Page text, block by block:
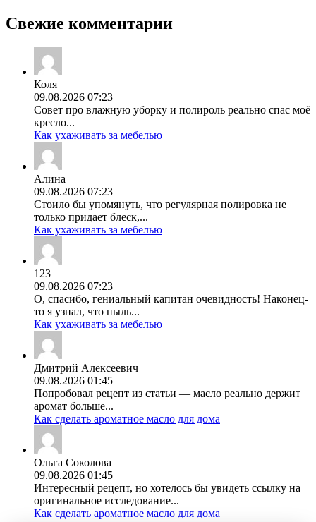
Свежие комментарии
Коля
09.08.2026 07:23
Совет про влажную уборку и полироль реально спас моё
кресло...
Как ухаживать за мебелью
Алина
09.08.2026 07:23
Стоило бы упомянуть, что регулярная полировка не
только придает блеск,...
Как ухаживать за мебелью
123
09.08.2026 07:23
О, спасибо, гениальный капитан очевидность! Наконец-
то я узнал, что пыль...
Как ухаживать за мебелью
Дмитрий Алексеевич
09.08.2026 01:45
Попробовал рецепт из статьи — масло реально держит
аромат больше...
Как сделать ароматное масло для дома
Ольга Соколова
09.08.2026 01:45
Интересный рецепт, но хотелось бы увидеть ссылку на
оригинальное исследование...
Как сделать ароматное масло для дома